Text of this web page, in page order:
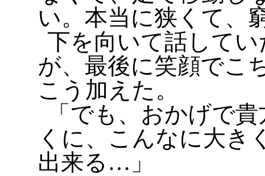
い。本当に狭くて、
下を向いて話して
が、最後に笑顔でこ
こう加えた。
「でも、おかげで
くに、こんなに大き
出来る…」